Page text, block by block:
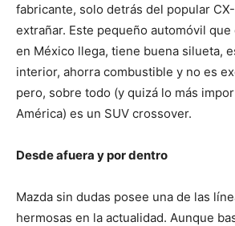
fabricante, solo detrás del popular
extrañar. Este pequeño automóvil que
en México llega, tiene buena silueta,
interior, ahorra combustible y no es
pero, sobre todo (y quizá lo más
América) es un SUV crossover.
Desde afuera y por dentro
Mazda sin dudas posee una de las
hermosas en la actualidad. Aunque